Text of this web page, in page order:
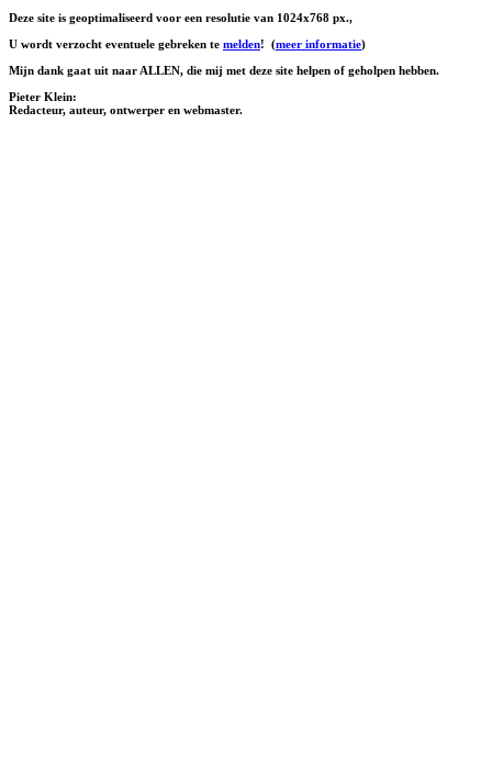
Deze site is geoptimaliseerd voor een resolutie van 1024x768 px.,
U wordt verzocht eventuele gebreken te melden! (meer informatie)
Mijn dank gaat uit naar ALLEN, die mij met deze site helpen of geholpen hebben.
Pieter Klein:
Redacteur, auteur, ontwerper en webmaster.